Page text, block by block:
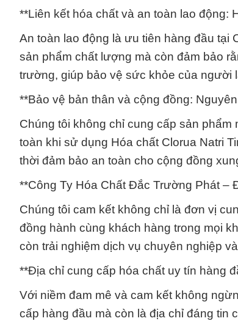
**Liên kết hóa chất và an toàn lao động:
An toàn lao động là ưu tiên hàng đầu tại
sản phẩm chất lượng mà còn đảm bảo
trường, giúp bảo vệ sức khỏe của người
**Bảo vệ bản thân và cộng đồng:
Chúng tôi không chỉ cung cấp sản
toàn khi sử dụng Hóa chất Clorua Natri
thời đảm bảo an toàn cho cộng đồng
**Công Ty Hóa Chất Đắc Trường Phát –
Chúng tôi cam kết không chỉ là đơn vị
đồng hành cùng khách hàng trong mọi
còn trải nghiệm dịch vụ chuyên nghiệp
**Địa chỉ cung cấp hóa chất uy tín hàng
Với niềm đam mê và cam kết không
cấp hàng đầu mà còn là địa chỉ đáng tin